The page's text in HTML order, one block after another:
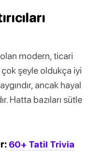
modern, ticari
çok şeyle oldukça iyi
ancak hayal
Hatta bazıları sütle
60+ Tatil Trivia